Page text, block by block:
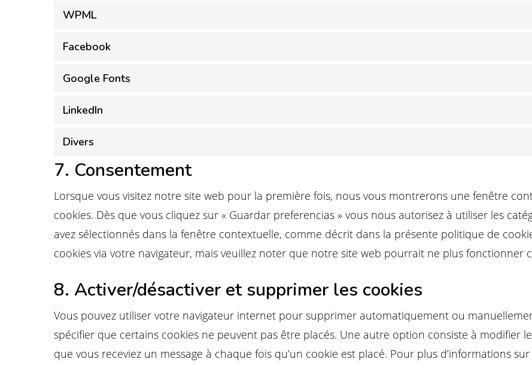
WPML
Facebook
Google Fonts
LinkedIn
Divers
7. Consentement
Lorsque vous visitez notre site web pour la première fois, nous vous montrerons une fenêtre
cookies. Dès que vous cliquez sur « Guardar preferencias » vous nous autorisez à utiliser les
avez sélectionnés dans la fenêtre contextuelle, comme décrit dans la présente politique de
cookies via votre navigateur, mais veuillez noter que notre site web pourrait ne plus fonctionner
8. Activer/désactiver et supprimer les cookies
Vous pouvez utiliser votre navigateur internet pour supprimer automatiquement ou
spécifier que certains cookies ne peuvent pas être placés. Une autre option consiste à modifier
que vous receviez un message à chaque fois qu’un cookie est placé. Pour plus d’informations